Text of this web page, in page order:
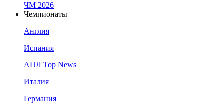
ЧМ 2026
Чемпионаты
Англия
Испания
АПЛ Top News
Италия
Германия